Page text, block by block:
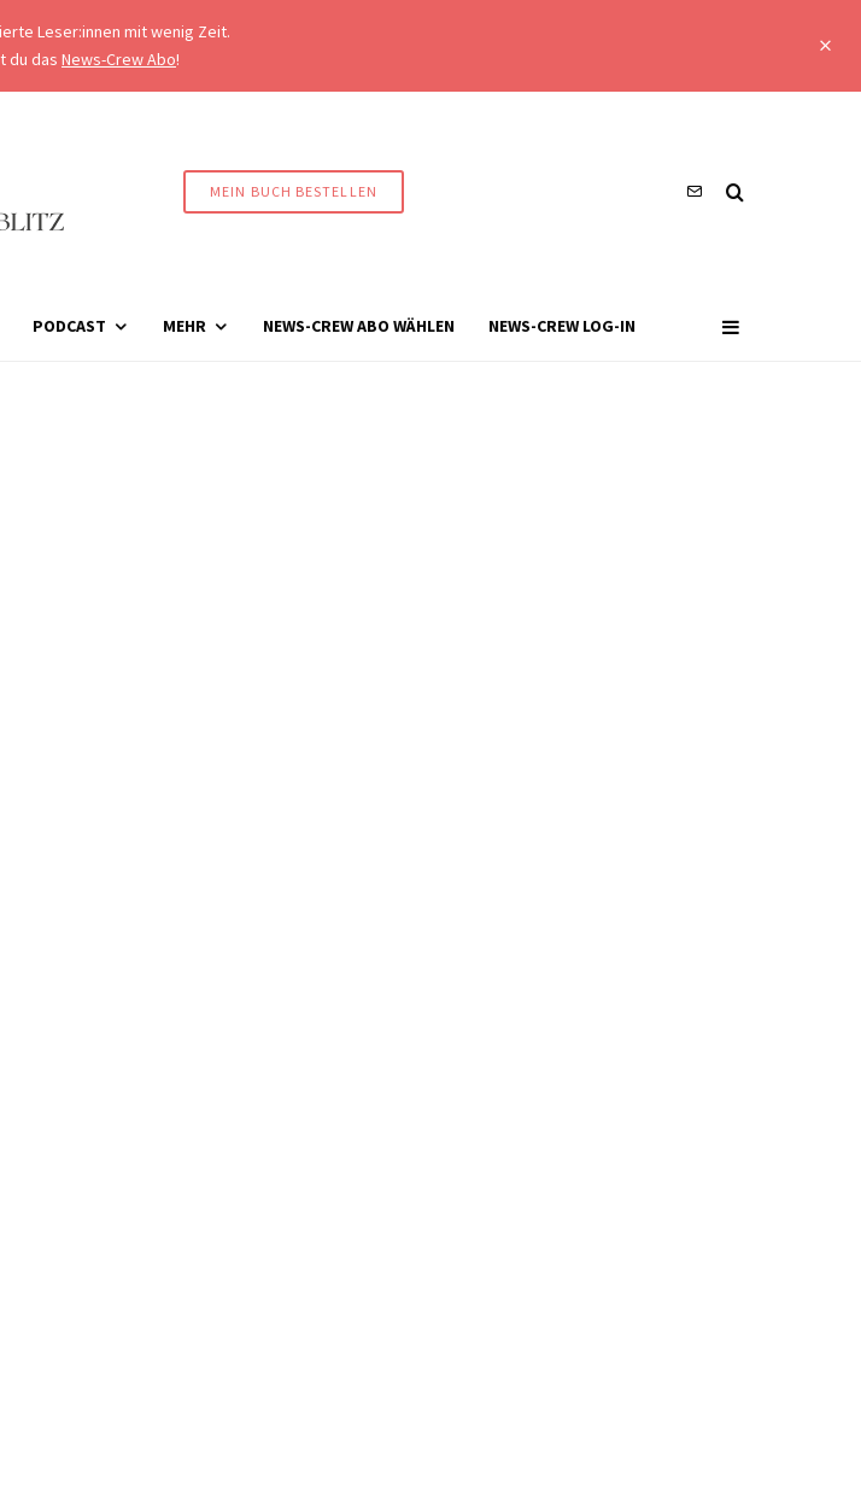
Leser:innen mit wenig Zeit.
du das News-Crew Abo!
MEIN BUCH BESTELLEN
PODCAST MEHR NEWS-CREW ABO WÄHLEN NEWS-CREW LOG-IN